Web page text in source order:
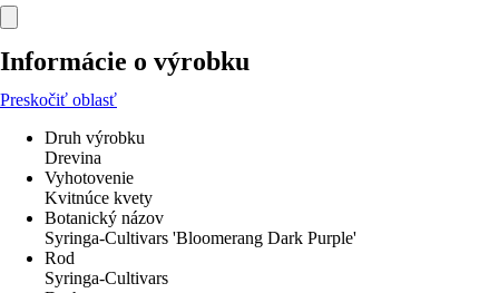
Informácie o výrobku
Preskočiť oblasť
Druh výrobku
Drevina
Vyhotovenie
Kvitnúce kvety
Botanický názov
Syringa-Cultivars 'Bloomerang Dark Purple'
Rod
Syringa-Cultivars